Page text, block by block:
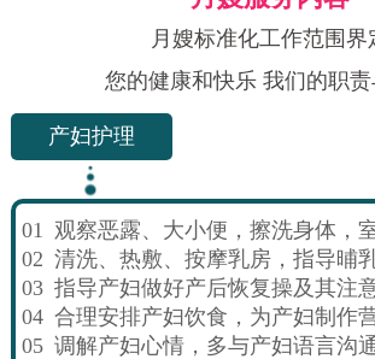
月嫂标准化工作范围界
您的健康和快乐 我们的职
产妇护理
01
观察恶露、大小便，擦洗身体，
02 清洗、热敷、按摩乳房，指导晡
03 指导产妇做好产后恢复操及其注
04 合理安排产妇饮食，为产妇制作
05 调解产妇心情，多与产妇语言沟通